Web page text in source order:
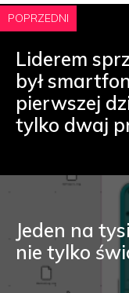
POPRZEDNI
Liderem
był
pierwszej
tylko dwaj
Jeden na
nie tylko